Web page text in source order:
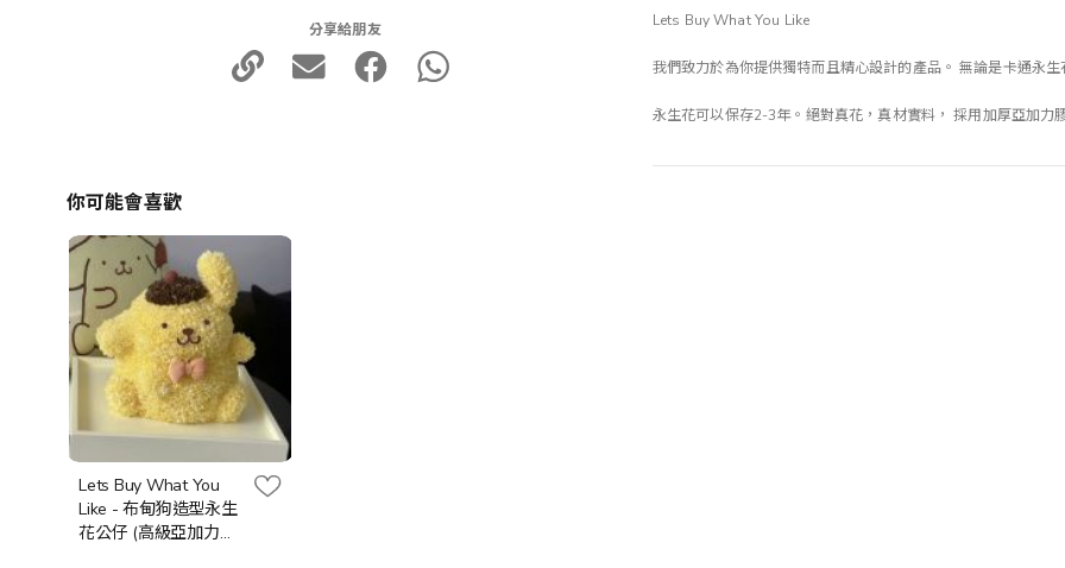
分享給朋友 Lets Buy What You Like
我們致力於為你提供獨特而且精心設計的產品。 無論是卡通永
永生花可以保存2-3年。絕對真花，真材實料， 採用加厚亞加
你可能會喜歡
Lets Buy What You
Like - 布甸狗造型永生
花公仔 (高級亞加力膠